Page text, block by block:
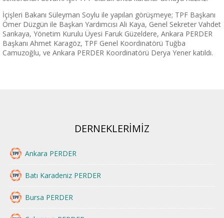
İçişleri Bakanı Süleyman Soylu ile yapılan görüşmeye; TPF Başkanı
Ömer Düzgün ile Başkan Yardımcısı Ali Kaya, Genel Sekreter Vahdet
Sarıkaya, Yönetim Kurulu Üyesi Faruk Güzeldere, Ankara PERDER
Başkanı Ahmet Karagöz, TPF Genel Koordinatörü Tuğba
Camuzoğlu, ve Ankara PERDER Koordinatörü Derya Yener katıldı.
DERNEKLERİMİZ
Ankara PERDER
Batı Karadeniz PERDER
Bursa PERDER